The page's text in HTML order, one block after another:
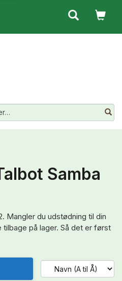
Samba
Mangler du udstødning til din
tilbage på lager. Så det er først